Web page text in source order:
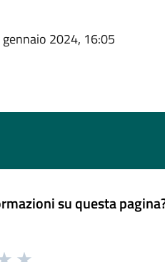
gennaio 2024, 16:05
su questa